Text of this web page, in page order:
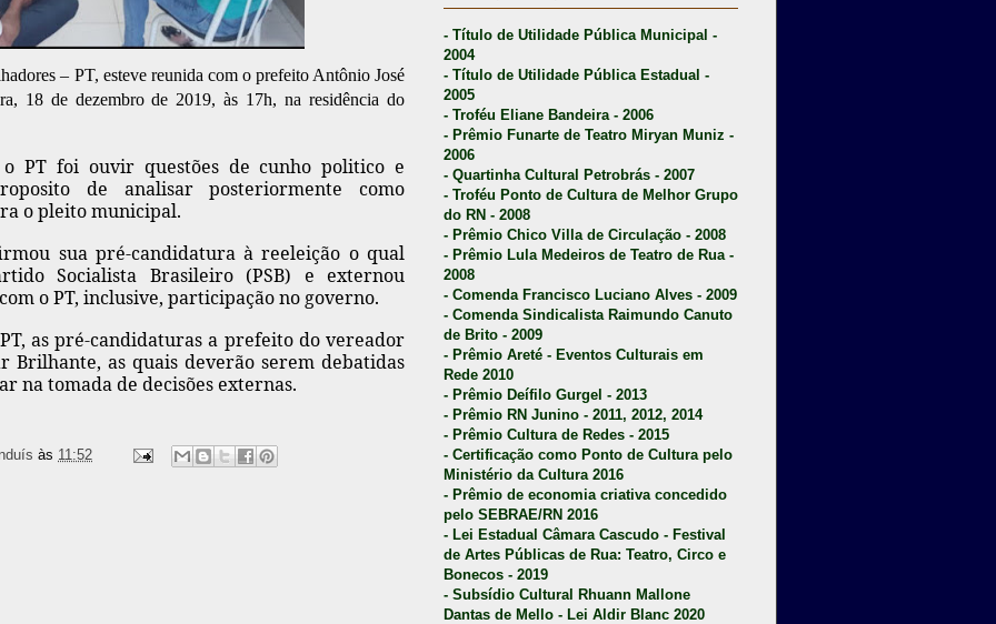
– PT, esteve reunida com o prefeito Antônio José
18 de dezembro de 2019, às 17h, na residência do
PT foi ouvir questões de cunho politico e
de analisar posteriormente como
o pleito municipal.
sua pré-candidatura à reeleição o qual
Socialista Brasileiro (PSB) e externou
o PT, inclusive, participação no governo.
as pré-candidaturas a prefeito do vereador
Brilhante, as quais deverão serem debatidas
na tomada de decisões externas.
às 11:52
- Título de Utilidade Pública Municipal -
2004
- Título de Utilidade Pública Estadual -
2005
- Troféu Eliane Bandeira - 2006
- Prêmio Funarte de Teatro Miryan Muniz -
2006
- Quartinha Cultural Petrobrás - 2007
- Troféu Ponto de Cultura de Melhor Grupo
do RN - 2008
- Prêmio Chico Villa de Circulação - 2008
- Prêmio Lula Medeiros de Teatro de Rua -
2008
- Comenda Francisco Luciano Alves - 2009
- Comenda Sindicalista Raimundo Canuto
de Brito - 2009
- Prêmio Areté - Eventos Culturais em
Rede 2010
- Prêmio Deífilo Gurgel - 2013
- Prêmio RN Junino - 2011, 2012, 2014
- Prêmio Cultura de Redes - 2015
- Certificação como Ponto de Cultura pelo
Ministério da Cultura 2016
- Prêmio de economia criativa concedido
pelo SEBRAE/RN 2016
- Lei Estadual Câmara Cascudo - Festival
de Artes Públicas de Rua: Teatro, Circo e
Bonecos - 2019
- Subsídio Cultural Rhuann Mallone
Dantas de Mello - Lei Aldir Blanc 2020